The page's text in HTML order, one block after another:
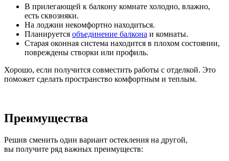
В прилегающей к балкону комнате холодно, влажно,
есть сквозняки.
На лоджии некомфортно находиться.
Планируется объединение балкона и комнаты.
Старая оконная система находится в плохом состоянии,
повреждены створки или профиль.
Хорошо, если получится совместить работы с отделкой. Это
поможет сделать пространство комфортным и теплым.
Преимущества
Решив сменить один вариант остекления на другой,
вы получите ряд важных преимуществ: